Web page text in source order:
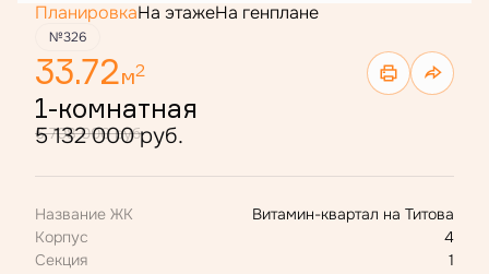
ПланировкаНа этажеНа генплане
№326
33.72м2
1-комнатная
6 708 000 руб.
5 132 000 руб.
Название ЖК
Витамин-квартал на Титова
Корпус
4
Секция
1